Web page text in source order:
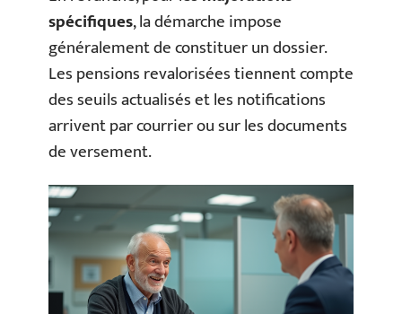
spécifiques, la démarche impose
généralement de constituer un dossier.
Les pensions revalorisées tiennent compte
des seuils actualisés et les notifications
arrivent par courrier ou sur les documents
de versement.